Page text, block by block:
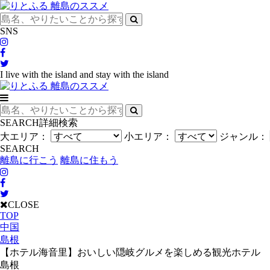
SNS
I live with the island and stay with the island
SEARCH詳細検索
大エリア：
小エリア： ジャンル：
SEARCH
離島に行こう 離島に住もう
CLOSE
TOP
中国
島根
【ホテル海音里】おいしい隠岐グルメを楽しめる観光ホテル
島根